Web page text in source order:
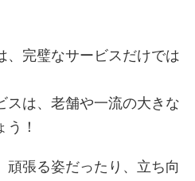
、完璧なサービスだけでは
スは、老舗や一流の大きな
！
頑張る姿だったり、立ち向